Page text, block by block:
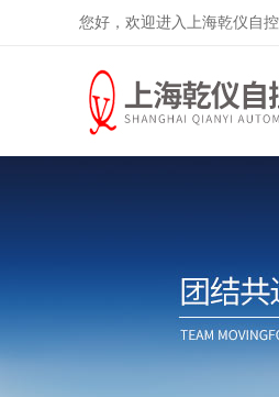
您好，欢迎进入上海乾仪自